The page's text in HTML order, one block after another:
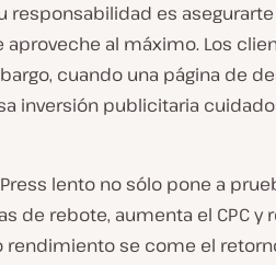
responsabilidad es
al máximo. Los
cuando una página de
inversión publicitaria
lento no sólo pone a
de rebote, aumenta el CPC y
rendimiento se come el